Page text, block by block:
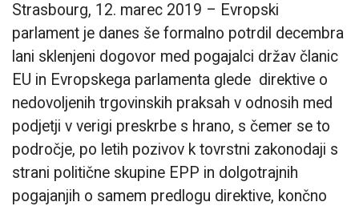
Strasbourg, 12. marec 2019 – Evropski
parlament je danes še formalno potrdil decembra
lani sklenjeni dogovor med pogajalci držav članic
EU in Evropskega parlamenta glede direktive o
nedovoljenih trgovinskih praksah v odnosih med
podjetji v verigi preskrbe s hrano, s čemer se to
področje, po letih pozivov k tovrstni zakonodaji s
strani politične skupine EPP in dolgotrajnih
pogajanjih o samem predlogu direktive, končno